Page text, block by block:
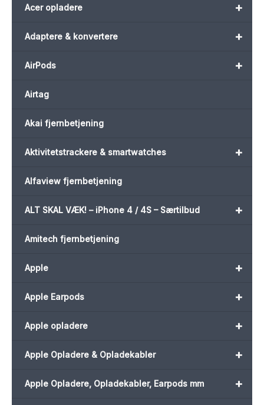
+
Acer opladere
+
Adaptere & konvertere
+
AirPods
Airtag
Akai fjernbetjening
+
Aktivitetstrackere & smartwatches
Alfaview fjernbetjening
+
ALT SKAL VÆK! – iPhone 4 / 4S – Særtilbud
Amitech fjernbetjening
+
Apple
+
Apple Earpods
+
Apple opladere
+
Apple Opladere & Opladekabler
+
Apple Opladere, Opladekabler, Earpods mm